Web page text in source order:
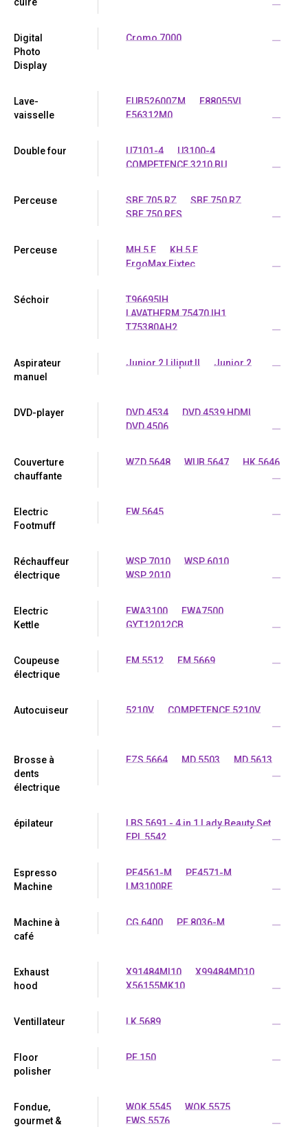
Digital
Photo
Display
Cromo 7000 ...
Lave-
vaisselle
FUB52600ZM
F88055VI
F56312M0
...
Double four U7101-4
U3100-4
COMPETENCE 3210 BU
...
Perceuse SBE 705 RZ
SBE 750 RZ
SBE 750 RES
...
Perceuse MH 5 E
KH 5 E
ErgoMax Fixtec
...
Séchoir
T96695IH
LAVATHERM 75470 IH1
T75380AH2
...
Aspirateur
manuel
Junior 2 Liliput II Junior 2 ...
DVD-player DVD 4534
DVD 4539 HDMI
DVD 4506
...
Couverture
chauffante
WZD 5648 WUB 5647
HK 5646
...
Electric
Footmuff
FW 5645 ...
Réchauffeur
électrique
WSP 7010
WSP 6010
WSP 2010
...
Electric
Kettle
EWA3100
EWA7500
GYT12012CB
...
Coupeuse
électrique
EM 5512 EM 5669 ...
Autocuiseur 5210V
COMPETENCE 5210V
...
Brosse à
dents
électrique
EZS 5664 MD 5503
MD 5613
...
épilateur
LBS 5691 - 4 in 1 Lady Beauty Set
EPL 5542
...
Espresso
Machine
PE4561-M
PE4571-M
LM3100RE
...
Machine à
café
CG 6400 PE 8036-M ...
Exhaust
hood
X91484MI10
X99484MD10
X56155MK10
...
Ventillateur LK 5689 ...
Floor
polisher
PE 150 ...
Fondue,
gourmet &
WOK 5545
WOK 5575
FWS 5576
...